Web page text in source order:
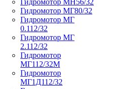
Гидромотор МН56/32
Гидромотор МГ80/32
Гидромотор МГ
0.112/32
Гидромотор МГ
2.112/32
Гидромотор
МГ112/32М
Гидромотор
МГ1Д112/32